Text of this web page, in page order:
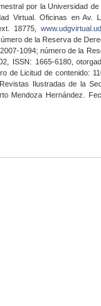
por la Universidad
Virtual. Oficinas en Av.
18775,
de la Reserva de
1094; número de la
ISSN: 1665-6180,
de Licitud de contenido:
Ilustradas de la
Mendoza Hernández.